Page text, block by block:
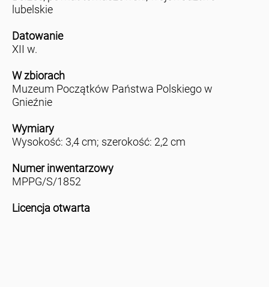
lubelskie
Datowanie
XII w.
W zbiorach
Muzeum Początków Państwa Polskiego w
Gnieźnie
Wymiary
Wysokość: 3,4 cm; szerokość: 2,2 cm
Numer inwentarzowy
MPPG/S/1852
Licencja otwarta